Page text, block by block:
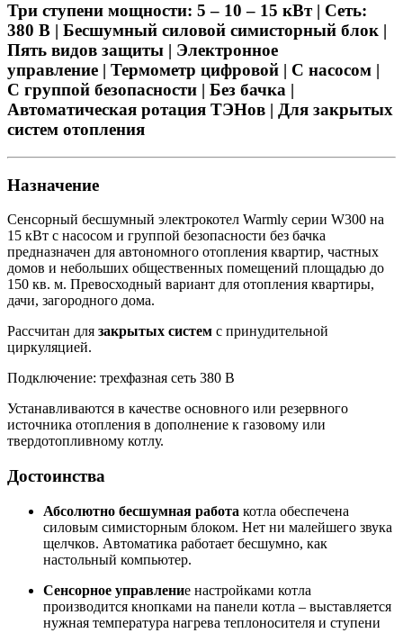
Три ступени мощности: 5 – 10 – 15 кВт | Сеть:
380 В | Бесшумный силовой симисторный блок |
Пять видов защиты | Электронное
управление | Термометр цифровой | С насосом |
С группой безопасности | Без бачка |
Автоматическая ротация ТЭНов | Для закрытых
систем отопления
Назначение
Сенсорный бесшумный электрокотел Warmly серии W300 на
15 кВт с насосом и группой безопасности без бачка
предназначен для автономного отопления квартир, частных
домов и небольших общественных помещений площадью до
150 кв. м. Превосходный вариант для отопления квартиры,
дачи, загородного дома.
Рассчитан для закрытых систем с принудительной
циркуляцией.
Подключение: трехфазная сеть 380 В
Устанавливаются в качестве основного или резервного
источника отопления в дополнение к газовому или
твердотопливному котлу.
Достоинства
Абсолютно бесшумная работа котла обеспечена
силовым симисторным блоком. Нет ни малейшего звука
щелчков. Автоматика работает бесшумно, как
настольный компьютер.
Сенсорное управление настройками котла
производится кнопками на панели котла – выставляется
нужная температура нагрева теплоносителя и ступени